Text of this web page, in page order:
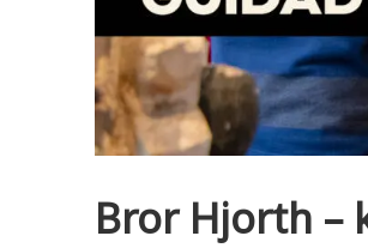
Bror Hjorth –